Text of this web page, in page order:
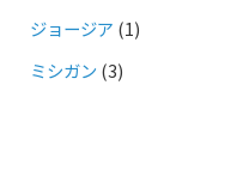
ジョージア (1)
ミシガン (3)